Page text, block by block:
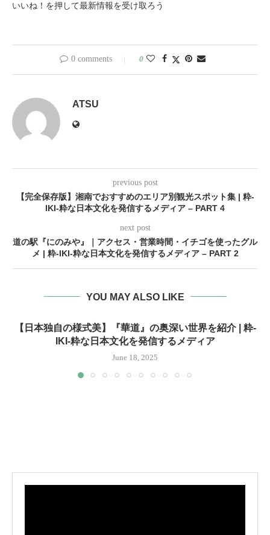
いいね！を押して最新情報を受け取ろう
0 comments 0
ATSU
previous post
【完全保存版】湘南でおすすめのエリア別観光スポット集 | 粋-
IKI-粋な日本文化を発信するメディア – PART 4
next post
道の駅『にのみや』｜アクセス・営業時間・イチゴを使ったグル
メ | 粋-IKI-粋な日本文化を発信するメディア – PART 2
YOU MAY ALSO LIKE
【日本独自の様式美】『華道』の奥深い世界を紹介 | 粋-
IKI-粋な日本文化を発信するメディア
June 18, 2025